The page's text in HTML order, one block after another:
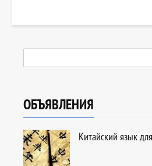
ОБЪЯВЛЕНИЯ
Китайский язык